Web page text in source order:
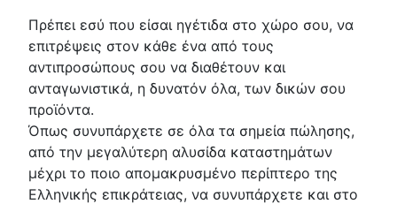
Πρέπει εσύ που είσαι ηγέτιδα στο χώρο σου, να
επιτρέψεις στον κάθε ένα από τους
αντιπροσώπους σου να διαθέτουν και
ανταγωνιστικά, η δυνατόν όλα, των δικών σου
προϊόντα.
Όπως συνυπάρχετε σε όλα τα σημεία πώλησης,
από την μεγαλύτερη αλυσίδα καταστημάτων
μέχρι το ποιο απομακρυσμένο περίπτερο της
Ελληνικής επικράτειας, να συνυπάρχετε και στο